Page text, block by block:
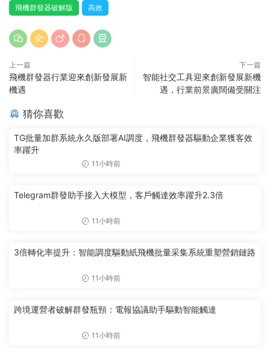
飛機群發器破解版
高效
上一篇
飛機群發器行業迎來創新發展新
機遇
下一篇
智能社交工具迎來創新發展新機
遇，行業前景廣闊備受關注
猜你喜歡
TG批量加群系統永久版部署AI調度，飛機群發器驅動企業獲客效
率躍升
11小時前
Telegram群發助手接入大模型，客戶觸達效率躍升2.3倍
11小時前
3倍轉化率提升：智能調度驅動紙飛機批量采集系統重塑營銷鏈路
11小時前
跨境運營者破解群發瓶頸：電報協議助手驅動智能觸達
11小時前